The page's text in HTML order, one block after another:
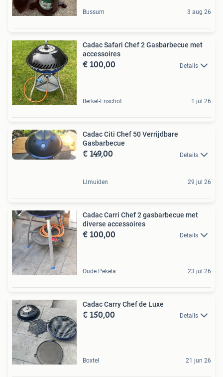
Bussum 3 aug 26
Cadac Safari Chef 2 Gasbarbecue met
accessoires
€ 100,00 Details
Berkel-Enschot 1 jul 26
Cadac Citi Chef 50 Verrijdbare
Gasbarbecue
€ 149,00 Details
IJmuiden 29 jul 26
Cadac Carri Chef 2 gasbarbecue met
diverse accessoires
€ 100,00 Details
Oude Pekela 23 jul 26
Cadac Carry Chef de Luxe
€ 150,00 Details
Boxtel 21 jun 26